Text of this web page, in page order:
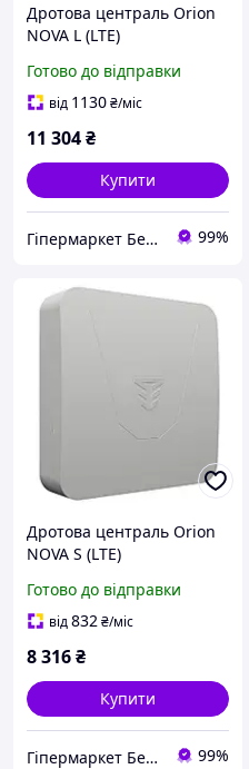
Дротова централь Orion
NOVA L (LTE)
Готово до відправки
від 1130₴/міс
11 304₴
Купити
Гіпермаркет Безпеки Bezpeka-SHOP 99%
Дротова централь Orion
NOVA S (LTE)
Готово до відправки
від832₴/міс
8 316₴
Купити
Гіпермаркет Безпеки Bezpeka-SHOP 99%